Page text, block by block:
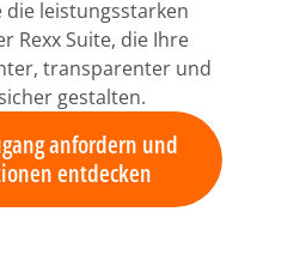
die leistungsstarken
Rexx Suite, die Ihre
transparenter und
gestalten.
anfordern und
entdecken